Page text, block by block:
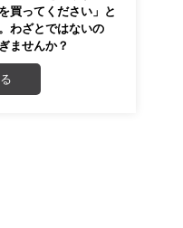
買ってください」と
わざとではないの
ませんか？